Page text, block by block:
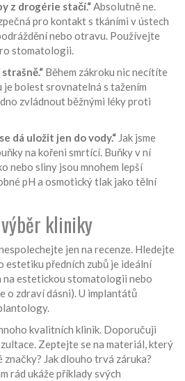
z drogérie stačí.“Absolutně ne.
pro kontakt s tkáními v ústech
nebo otravu. Používejte
stomatologii.
Během zákroku nic necítíte
je bolest srovnatelná s tažením
zvládnout běžnými léky proti
dá uložit jen do vody.“ Jak jsme
na kořeni smrtící. Buňky v ní
nebo sliny jsou mnohem lepší
pH a osmotický tlak jako tělní
kliniky
jen na recenze. Hledejte
estetiku předních zubů je ideální
na estetickou stomatologii nebo
o zdraví dásni). U implantátů
kvalitních klinik. Doporučuji
Zeptejte se na materiál, který
Jak dlouho trvá záruka?
rád ukáže příklady svých